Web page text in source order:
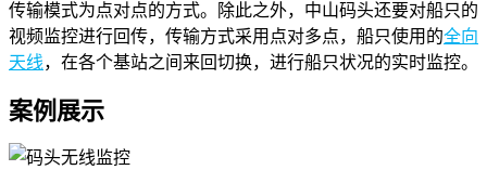
传输模式为点对点的方式。除此之外，中山码头还要对船只的
视频监控进行回传，传输方式采用点对多点，船只使用的全向
天线，在各个基站之间来回切换，进行船只状况的实时监控。
案例展示